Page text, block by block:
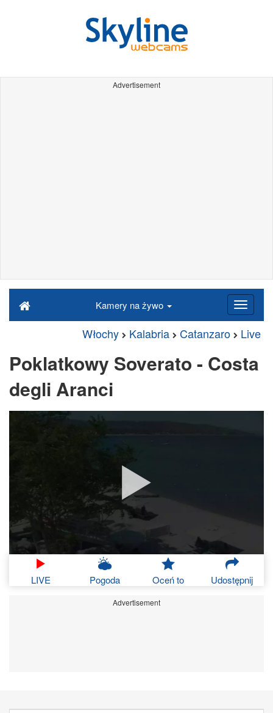
Advertisement
Kamery na żywo
Włochy Kalabria Catanzaro Live
Poklatkowy Soverato - Costa
degli Aranci
LIVE Pogoda Oceń to Udostępnij
Advertisement